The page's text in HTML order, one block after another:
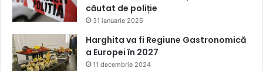
căutat de poliție
31 ianuarie 2025
Harghita va fi Regiune Gastronomică
a Europei în 2027
11 decembrie 2024